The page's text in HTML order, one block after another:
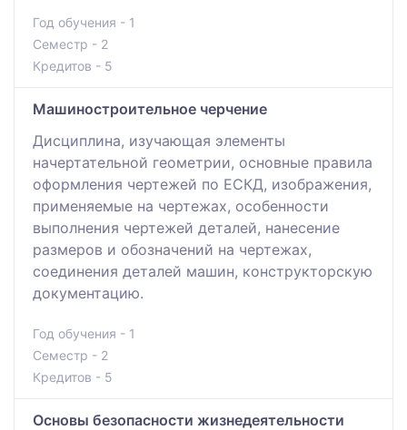
Год обучения - 1
Семестр - 2
Кредитов - 5
Машиностроительное черчение
Дисциплина, изучающая элементы
начертательной геометрии, основные правила
оформления чертежей по ЕСКД, изображения,
применяемые на чертежах, особенности
выполнения чертежей деталей, нанесение
размеров и обозначений на чертежах,
соединения деталей машин, конструкторскую
документацию.
Год обучения - 1
Семестр - 2
Кредитов - 5
Основы безопасности жизнедеятельности